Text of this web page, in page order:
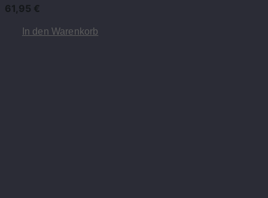
61,95 €
In den Warenkorb